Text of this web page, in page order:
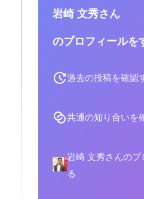
岩崎 文秀さん
のプロフィールを
過去の投稿を確認
共通の知り合いを
岩崎 文秀さんのプ
る